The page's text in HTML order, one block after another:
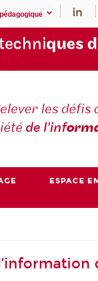
ques
les défis
de l'inf
ESPACE